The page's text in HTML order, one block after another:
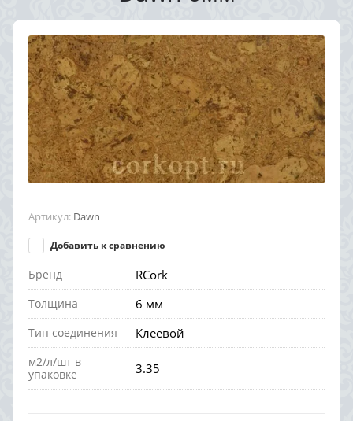
Артикул: Dawn
Добавить к сравнению
Бренд RCork
Толщина 6 мм
Тип соединения Клеевой
м2/л/шт в
упаковке
3.35